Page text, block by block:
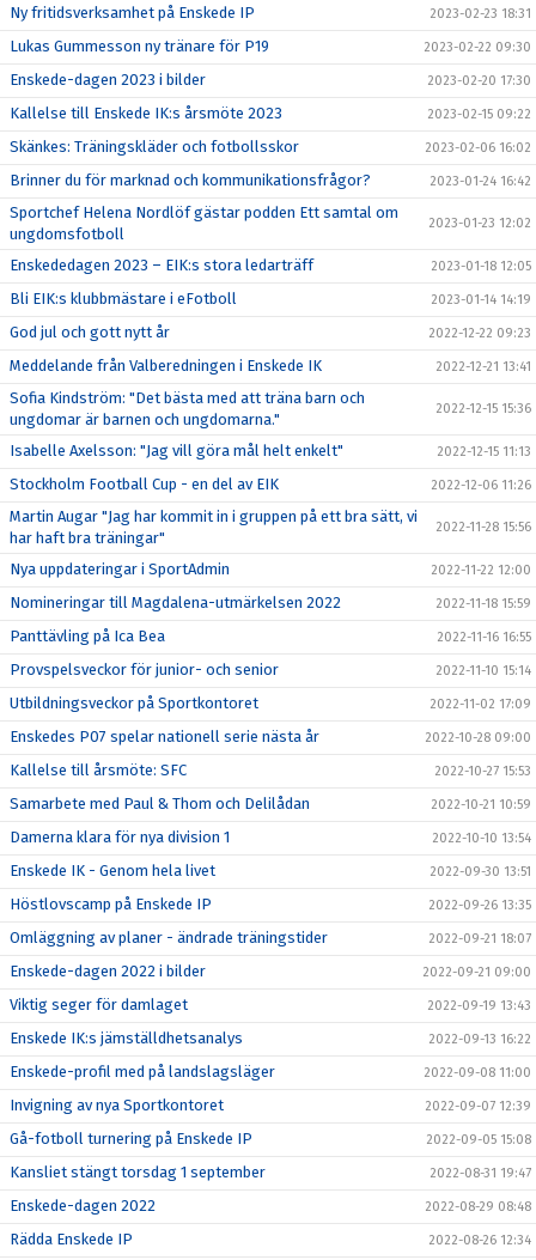
Ny fritidsverksamhet på Enskede IP 2023-02-23 18:31
Lukas Gummesson ny tränare för P19 2023-02-22 09:30
Enskede-dagen 2023 i bilder 2023-02-20 17:30
Kallelse till Enskede IK:s årsmöte 2023 2023-02-15 09:22
Skänkes: Träningskläder och fotbollsskor 2023-02-06 16:02
Brinner du för marknad och kommunikationsfrågor? 2023-01-24 16:42
Sportchef Helena Nordlöf gästar podden Ett samtal om
ungdomsfotboll
2023-01-23 12:02
Enskededagen 2023 – EIK:s stora ledarträff 2023-01-18 12:05
Bli EIK:s klubbmästare i eFotboll 2023-01-14 14:19
God jul och gott nytt år 2022-12-22 09:23
Meddelande från Valberedningen i Enskede IK 2022-12-21 13:41
Sofia Kindström: "Det bästa med att träna barn och
ungdomar är barnen och ungdomarna."
2022-12-15 15:36
Isabelle Axelsson: "Jag vill göra mål helt enkelt" 2022-12-15 11:13
Stockholm Football Cup - en del av EIK 2022-12-06 11:26
Martin Augar "Jag har kommit in i gruppen på ett bra sätt, vi
har haft bra träningar"
2022-11-28 15:56
Nya uppdateringar i SportAdmin 2022-11-22 12:00
Nomineringar till Magdalena-utmärkelsen 2022 2022-11-18 15:59
Panttävling på Ica Bea 2022-11-16 16:55
Provspelsveckor för junior- och senior 2022-11-10 15:14
Utbildningsveckor på Sportkontoret 2022-11-02 17:09
Enskedes P07 spelar nationell serie nästa år 2022-10-28 09:00
Kallelse till årsmöte: SFC 2022-10-27 15:53
Samarbete med Paul & Thom och Delilådan 2022-10-21 10:59
Damerna klara för nya division 1 2022-10-10 13:54
Enskede IK - Genom hela livet 2022-09-30 13:51
Höstlovscamp på Enskede IP 2022-09-26 13:35
Omläggning av planer - ändrade träningstider 2022-09-21 18:07
Enskede-dagen 2022 i bilder 2022-09-21 09:00
Viktig seger för damlaget 2022-09-19 13:43
Enskede IK:s jämställdhetsanalys 2022-09-13 16:22
Enskede-profil med på landslagsläger 2022-09-08 11:00
Invigning av nya Sportkontoret 2022-09-07 12:39
Gå-fotboll turnering på Enskede IP 2022-09-05 15:08
Kansliet stängt torsdag 1 september 2022-08-31 19:47
Enskede-dagen 2022 2022-08-29 08:48
Rädda Enskede IP 2022-08-26 12:34